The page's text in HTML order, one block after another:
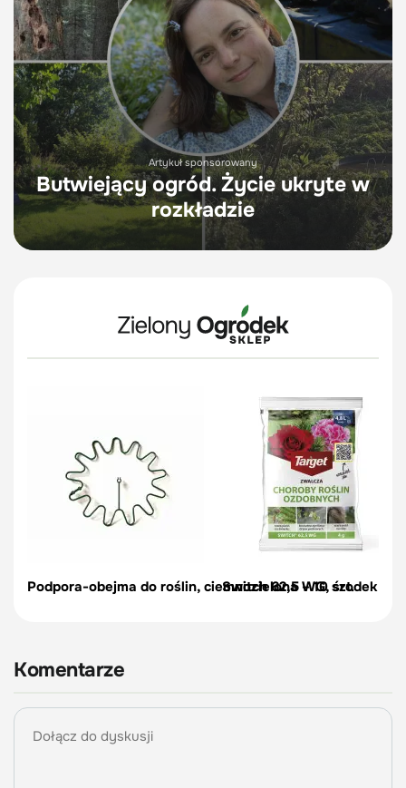
Artykuł sponsorowany
Butwiejący ogród. Życie ukryte w
rozkładzie
Podpora-obejma do roślin, ciemnozielona – 10 szt.
Switch 62,5 WG, środek
Komentarze